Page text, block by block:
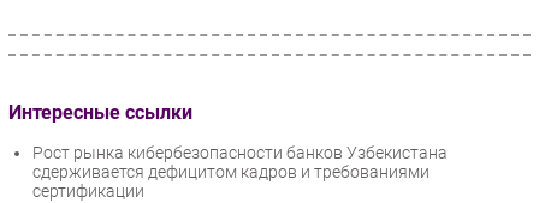
Интересные ссылки
Рост рынка кибербезопасности банков Узбекистана
сдерживается дефицитом кадров и требованиями
сертификации